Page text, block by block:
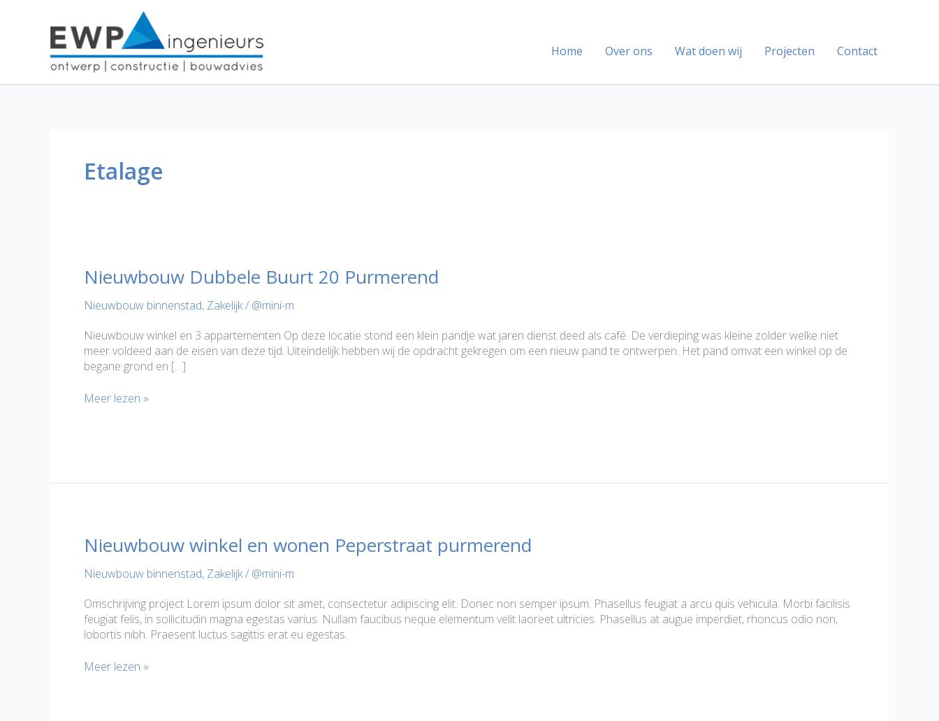
Home Over ons Wat doen wij Projecten Contact
Etalage
Nieuwbouw Dubbele Buurt 20 Purmerend
Nieuwbouw binnenstad, Zakelijk/ @mini-m
Nieuwbouw winkel en 3 appartementen Op deze locatie stond een klein pandje wat jaren dienst deed als café. De verdieping was kleine zolder welke niet
meer voldeed aan de eisen van deze tijd. Uiteindelijk hebben wij de opdracht gekregen om een nieuw pand te ontwerpen. Het pand omvat een winkel op de
begane grond en […]
Nieuwbouw
Meer lezen »
Nieuwbouw winkel en wonen Peperstraat purmerend
Nieuwbouw binnenstad, Zakelijk/ @mini-m
Omschrijving project Lorem ipsum dolor sit amet, consectetur adipiscing elit. Donec non semper ipsum. Phasellus feugiat a arcu quis vehicula. Morbi facilisis
feugiat felis, in sollicitudin magna egestas varius. Nullam faucibus neque elementum velit laoreet ultricies. Phasellus at augue imperdiet, rhoncus odio non,
lobortis nibh. Praesent luctus sagittis erat eu egestas.
Nieuwbouw
Meer lezen »